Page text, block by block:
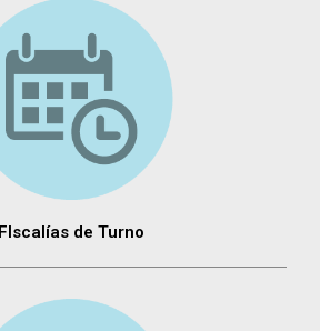
FIscalías de Turno